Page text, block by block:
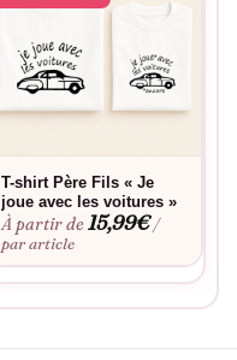
T-shirt Père Fils « Je
joue avec les voitures »
À partir de15,99€ /
par article